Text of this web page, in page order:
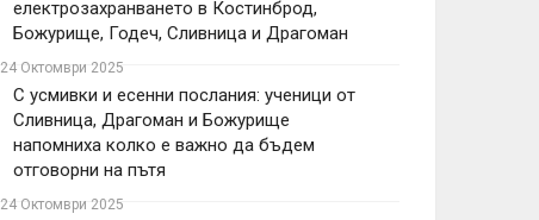
електрозахранването в Костинброд,
Божурище, Годеч, Сливница и Драгоман
24 Октомври 2025
С усмивки и есенни послания: ученици от
Сливница, Драгоман и Божурище
напомниха колко е важно да бъдем
отговорни на пътя
24 Октомври 2025